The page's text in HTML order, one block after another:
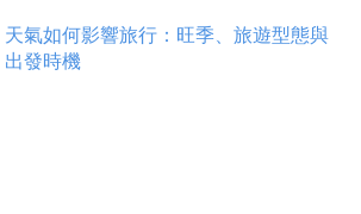
天氣如何影響旅行：旺季、旅遊型態與
出發時機